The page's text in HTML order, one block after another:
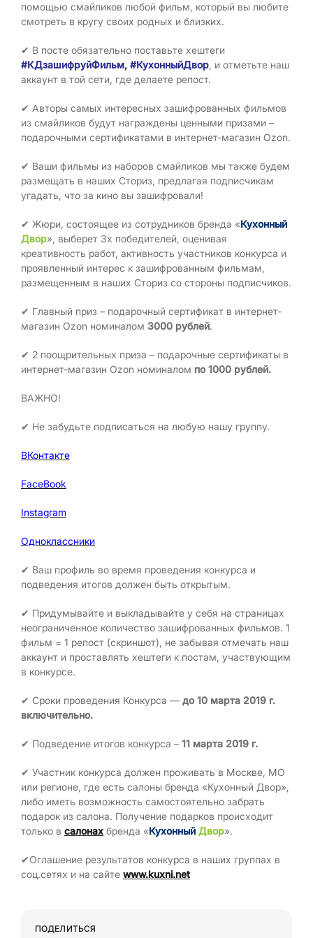
помощью смайликов любой фильм, который вы любите
смотреть в кругу своих родных и близких.
✔ В посте обязательно поставьте хештеги
#КДзашифруйФильм, #КухонныйДвор , и отметьте наш
аккаунт в той сети, где делаете репост.
✔ Авторы самых интересных зашифрованных фильмов
из смайликов будут награждены ценными призами –
подарочными сертификатами в интернет-магазин Ozon.
✔ Ваши фильмы из наборов смайликов мы также будем
размещать в наших Сториз, предлагая подписчикам
угадать, что за кино вы зашифровали!
✔ Жюри, состоящее из сотрудников бренда «Кухонный
Двор», выберет 3х победителей, оценивая
креативность работ, активность участников конкурса и
проявленный интерес к зашифрованным фильмам,
размещенным в наших Сториз со стороны подписчиков.
✔ Главный приз – подарочный сертификат в интернет-
магазин Ozon номиналом 3000 рублей.
✔ 2 поощрительных приза – подарочные сертификаты в
интернет-магазин Ozon номиналом по 1000 рублей.
ВАЖНО!
✔ Не забудьте подписаться на любую нашу группу.
ВКонтакте
FaceBook
Instagram
Одноклассники
✔ Ваш профиль во время проведения конкурса и
подведения итогов должен быть открытым.
✔ Придумывайте и выкладывайте у себя на страницах
неограниченное количество зашифрованных фильмов. 1
фильм = 1 репост (скриншот), не забывая отмечать наш
аккаунт и проставлять хештеги к постам, участвующим
в конкурсе.
✔ Сроки проведения Конкурса — до 10 марта 2019 г.
включительно.
✔ Подведение итогов конкурса – 11 марта 2019 г.
✔ Участник конкурса должен проживать в Москве, МО
или регионе, где есть салоны бренда «Кухонный Двор»,
либо иметь возможность самостоятельно забрать
подарок из салона. Получение подарков происходит
только в салонах бренда «Кухонный Двор».
✔Оглашение результатов конкурса в наших группах в
соц.сетях и на сайте www.kuxni.net
ПОДЕЛИТЬСЯ